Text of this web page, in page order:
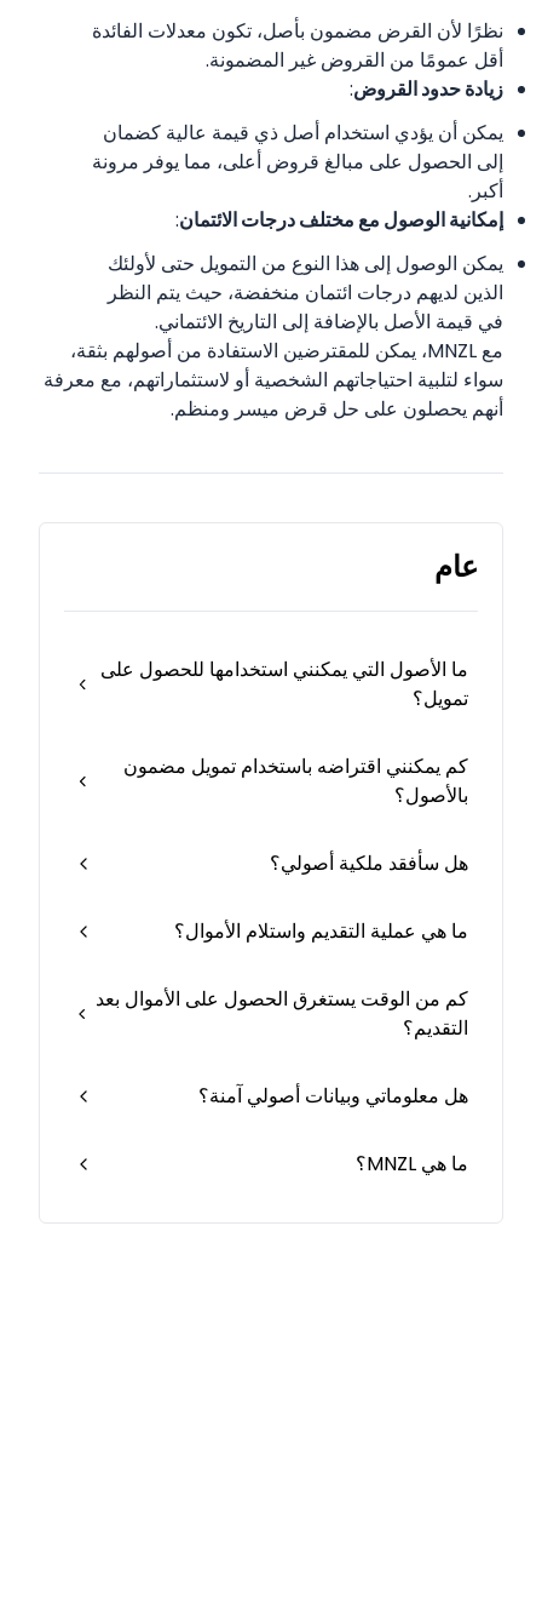
نظرًا لأن القرض مضمون بأصل، تكون معدلات الفائدة
أقل عمومًا من القروض غير المضمونة.
زيادة حدود القروض:
يمكن أن يؤدي استخدام أصل ذي قيمة عالية كضمان
إلى الحصول على مبالغ قروض أعلى، مما يوفر مرونة
أكبر.
إمكانية الوصول مع مختلف درجات الائتمان:
يمكن الوصول إلى هذا النوع من التمويل حتى لأولئك
الذين لديهم درجات ائتمان منخفضة، حيث يتم النظر
في قيمة الأصل بالإضافة إلى التاريخ الائتماني.
مع MNZL، يمكن للمقترضين الاستفادة من أصولهم بثقة،
سواء لتلبية احتياجاتهم الشخصية أو لاستثماراتهم، مع معرفة
أنهم يحصلون على حل قرض ميسر ومنظم.
عام
ما الأصول التي يمكنني استخدامها للحصول على
تمويل؟
كم يمكنني اقتراضه باستخدام تمويل مضمون
بالأصول؟
هل سأفقد ملكية أصولي؟
ما هي عملية التقديم واستلام الأموال؟
كم من الوقت يستغرق الحصول على الأموال بعد
التقديم؟
هل معلوماتي وبيانات أصولي آمنة؟
ما هي MNZL؟